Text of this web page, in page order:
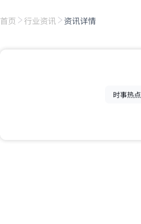
首页 行业资讯 资讯详情
时事热点